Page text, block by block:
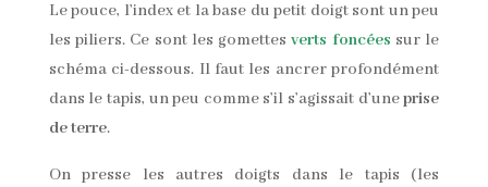
Le pouce, l’index et la base du petit doigt sont un peu
les piliers. Ce sont les gomettesverts foncées sur le
schéma ci-dessous. Il faut les ancrer profondément
dans le tapis, un peu comme s’il s’agissait d’uneprise
de terre.
On presse les autres doigts dans le tapis (les